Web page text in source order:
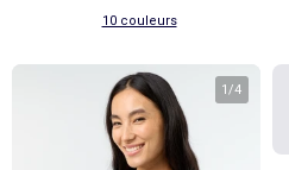
10 couleurs
1/4